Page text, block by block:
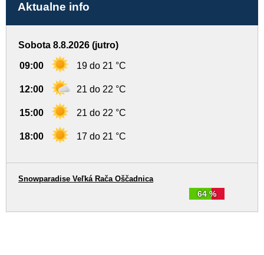
Aktualne info
Sobota 8.8.2026 (jutro)
09:00 19 do 21 °C
12:00 21 do 22 °C
15:00 21 do 22 °C
18:00 17 do 21 °C
64 %
Snowparadise Veľká Rača Oščadnica